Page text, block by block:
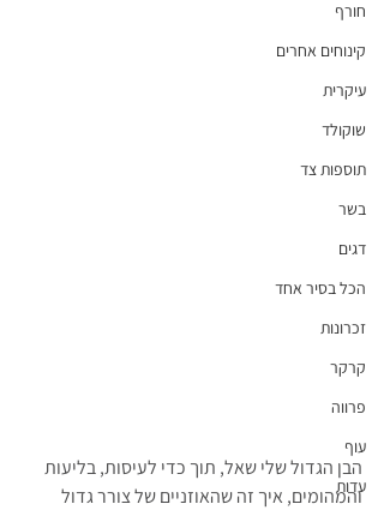
חורף
קינוחים אחרים
עיקרית
שוקולד
תוספות צד
בשר
דגים
הכל בסיר אחד
זכרונות
קרקר
פרווה
עוף
עדות
הבן הגדול שלי שאל, תוך כדי לעיסות, בליעות
והמהומים, איך זה שהאוזניים של צורר גדול